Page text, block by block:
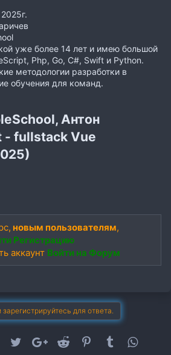
уже более 14 лет и имею большой
Php, Go, C#, Swift и Python.
методологии разработки в
обучения для команд.
Антон
- fullstack Vue
новым пользователям,
Регистрацию
аккаунт Войти на Форум
для ответа.
FacebookTwitterGoogle+Reddit PinterestTumblr